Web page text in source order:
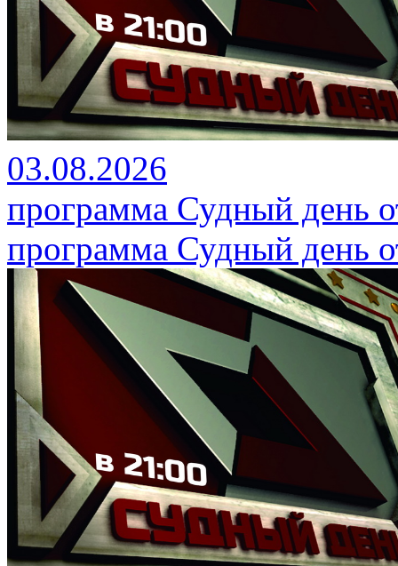
03.08.2026
программа Судный день
программа Судный день